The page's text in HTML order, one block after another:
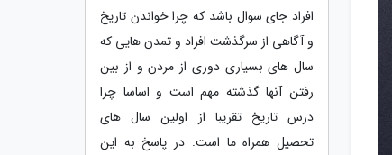
افراد جای سوال باشد که چرا خواندن تاریخ
و آگاهی از سرگذشت افراد و تمدن هایی که
سال های بسیاری دوری از مردن و از بین
رفتن آنها گذشته مهم است و اساسا چرا
درس تاریخ تقریبا از اولین سال های
تحصیل همراه ما است. در پاسخ به این